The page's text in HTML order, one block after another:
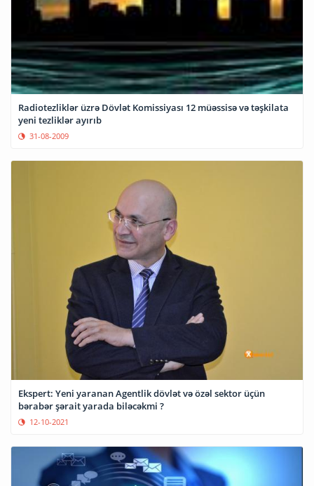
Radiotezliklər üzrə Dövlət Komissiyası 12 müəssisə və təşkilata
yeni tezliklər ayırıb
31-08-2009
Ekspert: Yeni yaranan Agentlik dövlət və özəl sektor üçün
bərabər şərait yarada biləcəkmi ?
12-10-2021